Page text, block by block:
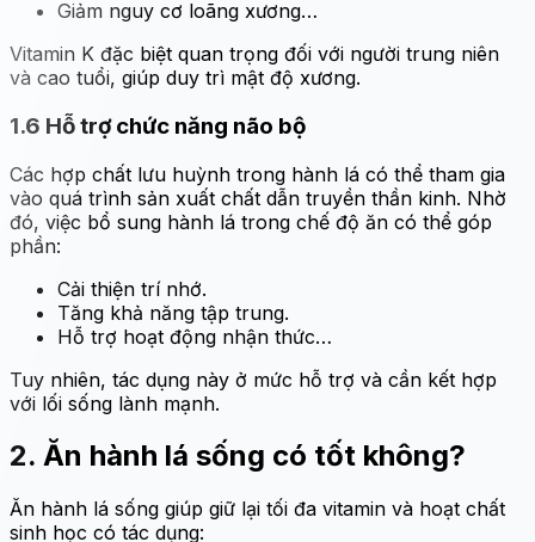
Giảm nguy cơ loãng xương…
Vitamin K đặc biệt quan trọng đối với người trung niên
và cao tuổi, giúp duy trì mật độ xương.
1.6 Hỗ trợ chức năng não bộ
Các hợp chất lưu huỳnh trong hành lá có thể tham gia
vào quá trình sản xuất chất dẫn truyền thần kinh. Nhờ
đó, việc bổ sung hành lá trong chế độ ăn có thể góp
phần:
Cải thiện trí nhớ.
Tăng khả năng tập trung.
Hỗ trợ hoạt động nhận thức…
Tuy nhiên, tác dụng này ở mức hỗ trợ và cần kết hợp
với lối sống lành mạnh.
2. Ăn hành lá sống có tốt không?
Ăn hành lá sống giúp giữ lại tối đa vitamin và hoạt chất
sinh học có tác dụng: